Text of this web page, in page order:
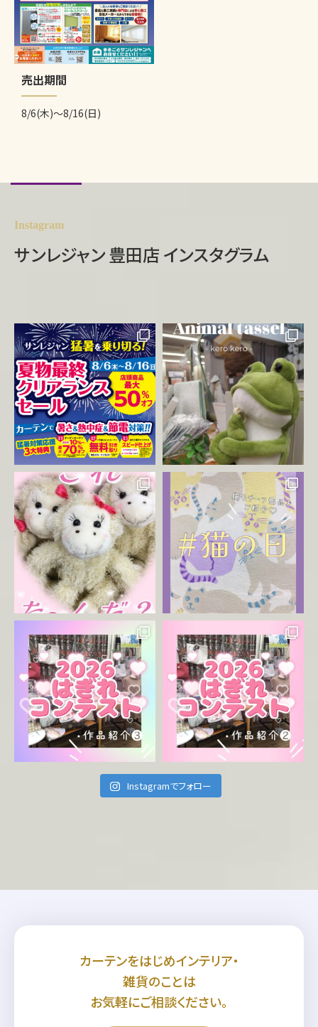
売出期間
8/6(木)～8/16(日)
Instagram
サンレジャン 豊田店 インスタグラム
Instagramでフォロー
カーテンをはじめインテリア・
雑貨のことは
お気軽にご相談ください。